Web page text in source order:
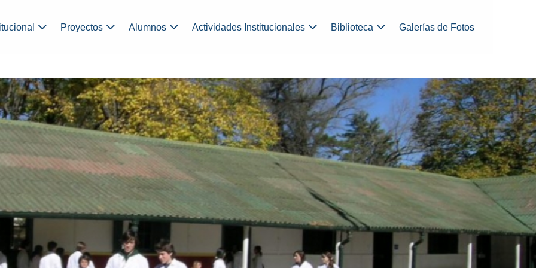
Proyectos Alumnos Actividades Institucionales Biblioteca Galerías de Fotos